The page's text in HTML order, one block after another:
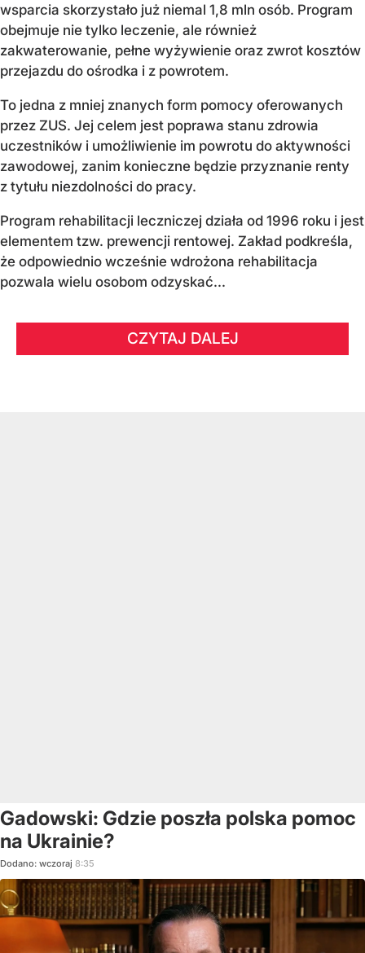
wsparcia skorzystało już niemal 1,8 mln osób. Program
obejmuje nie tylko leczenie, ale również
zakwaterowanie, pełne wyżywienie oraz zwrot kosztów
przejazdu do ośrodka i z powrotem.
To jedna z mniej znanych form pomocy oferowanych
przez ZUS. Jej celem jest poprawa stanu zdrowia
uczestników i umożliwienie im powrotu do aktywności
zawodowej, zanim konieczne będzie przyznanie renty
z tytułu niezdolności do pracy.
Program rehabilitacji leczniczej działa od 1996 roku i jest
elementem tzw. prewencji rentowej. Zakład podkreśla,
że odpowiednio wcześnie wdrożona rehabilitacja
pozwala wielu osobom odzyskać...
CZYTAJ DALEJ
Gadowski: Gdzie poszła polska pomoc
na Ukrainie?
Dodano: wczoraj 8:35